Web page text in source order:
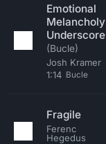
Emotional
Melancholy
Underscore
(Bucle)
Josh Kramer
1:14 Bucle
Fragile
Ferenc
Hegedus